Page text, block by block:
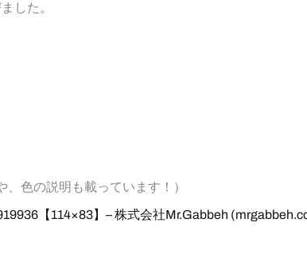
した。
色の説明も載っています！）
【114×83】– 株式会社Mr.Gabbeh